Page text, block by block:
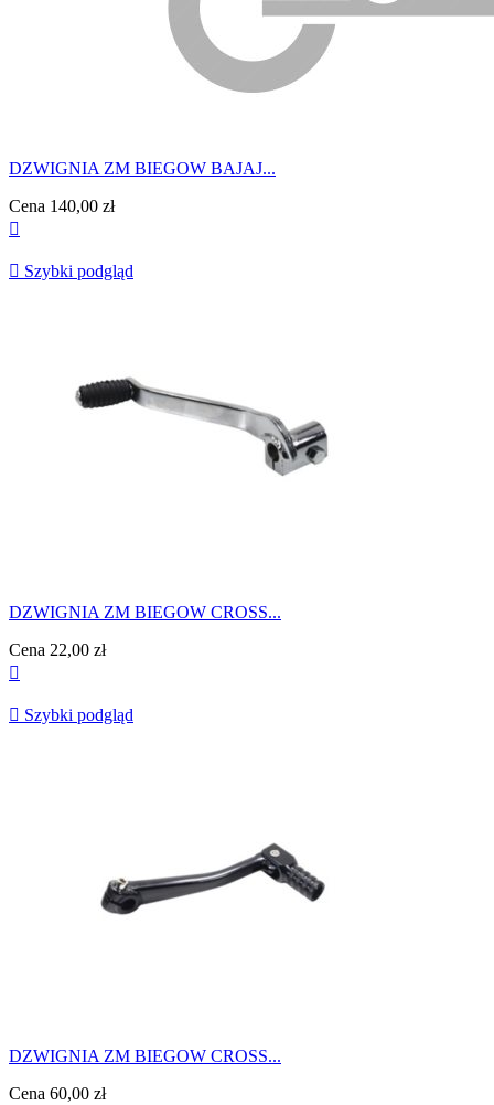
DZWIGNIA ZM BIEGOW BAJAJ...
Cena 140,00 zł

 Szybki podgląd
DZWIGNIA ZM BIEGOW CROSS...
Cena 22,00 zł

 Szybki podgląd
DZWIGNIA ZM BIEGOW CROSS...
Cena 60,00 zł